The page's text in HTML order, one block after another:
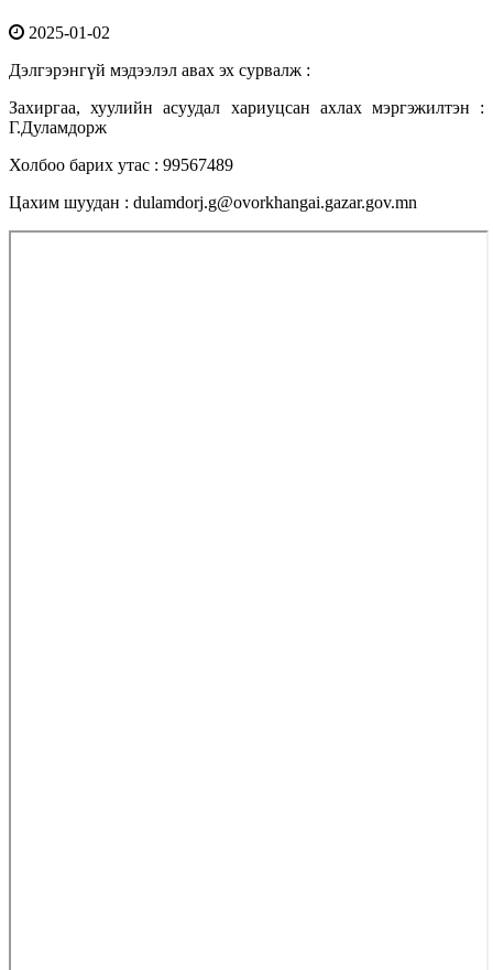
2025-01-02
Дэлгэрэнгүй мэдээлэл авах эх сурвалж :
Захиргаа, хуулийн асуудал хариуцсан ахлах мэргэжилтэн :
Г.Дуламдорж
Холбоо барих утас : 99567489
Цахим шуудан : dulamdorj.g@ovorkhangai.gazar.gov.mn